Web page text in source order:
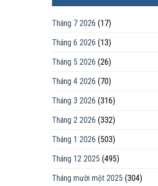
Tháng 7 2026 (17)
Tháng 6 2026 (13)
Tháng 5 2026 (26)
Tháng 4 2026 (70)
Tháng 3 2026 (316)
Tháng 2 2026 (332)
Tháng 1 2026 (503)
Tháng 12 2025 (495)
Tháng mười một 2025 (304)